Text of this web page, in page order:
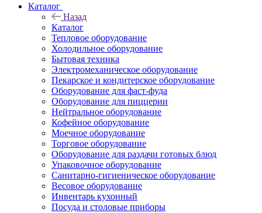
Каталог
Назад
Каталог
Тепловое оборудование
Холодильное оборудование
Бытовая техника
Электромеханическое оборудование
Пекарское и кондитерское оборудование
Оборудование для фаст-фуда
Оборудование для пиццерии
Нейтральное оборудование
Кофейное оборудование
Моечное оборудование
Торговое оборудование
Оборудование для раздачи готовых блюд
Упаковочное оборудование
Санитарно-гигиеническое оборудование
Весовое оборудование
Инвентарь кухонный
Посуда и столовые приборы